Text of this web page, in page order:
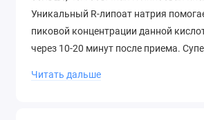
Уникальный R-липоат натрия
пиковой концентрации данной
через 10-20 минут после приема.
формой липоевой кислоты в отличие
Читать дальше